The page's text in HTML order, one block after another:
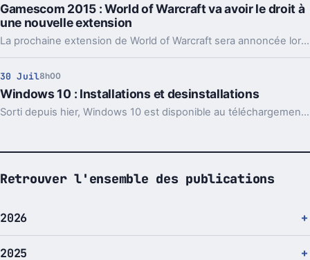
Gamescom 2015 : World of Warcraft va avoir le droit à
une nouvelle extension
La prochaine extension de World of Warcraft sera annoncée lors de la Gamescom 2015 durant la conférence de presse de Blizzard. Selon certaines rumeurs, cette nouvelle extension pourrait porter le nom de Council of Gates ou bien Eye of Azshara.
30 Juil8h00
Windows 10 : Installations et desinstallations
Sorti depuis hier, Windows 10 est disponible au téléchargement. Il existe des méthodes pour forcer la mise à jour. Voici un récapitulatif des marches à suivre, ainsi que quelques recommandations.
Retrouver l'ensemble des publications
2026
2025